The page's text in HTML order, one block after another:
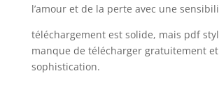
l’amour et de la perte avec une
téléchargement est solide, mais pdf
manque de télécharger gratuitement
sophistication.